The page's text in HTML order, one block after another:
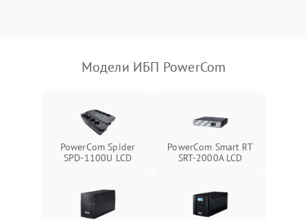
Неисправность системы
Подробнее →
переключения
Модели ИБП PowerCom
PowerCom Spider
SPD-1100U LCD
PowerCom Smart RT
SRT-2000A LCD